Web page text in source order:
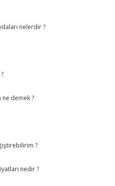
nelerdir ?
ne demek ?
?
nedir ?